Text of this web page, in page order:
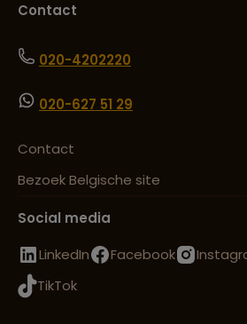
Contact
020-4202220
020-627 51 29
Contact
Bezoek Belgische site
Social media
LinkedIn
Facebook
TikTok